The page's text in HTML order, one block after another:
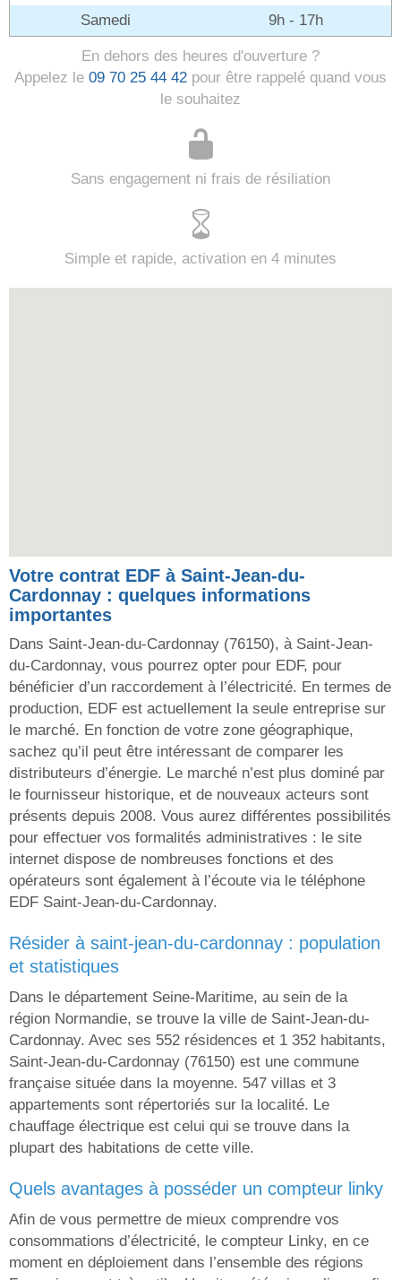
Samedi
9h - 17h
En dehors des heures d'ouverture ?
Appelez le 09 70 25 44 42 pour être rappelé quand vous
le souhaitez
Sans engagement ni frais de résiliation
Simple et rapide, activation en 4 minutes
Votre contrat EDF à Saint-Jean-du-
Cardonnay : quelques informations
importantes
Dans Saint-Jean-du-Cardonnay (76150), à Saint-Jean-
du-Cardonnay, vous pourrez opter pour EDF, pour
bénéficier d’un raccordement à l’électricité. En termes de
production, EDF est actuellement la seule entreprise sur
le marché. En fonction de votre zone géographique,
sachez qu’il peut être intéressant de comparer les
distributeurs d’énergie. Le marché n’est plus dominé par
le fournisseur historique, et de nouveaux acteurs sont
présents depuis 2008. Vous aurez différentes possibilités
pour effectuer vos formalités administratives : le site
internet dispose de nombreuses fonctions et des
opérateurs sont également à l’écoute via le téléphone
EDF Saint-Jean-du-Cardonnay.
résider à saint-jean-du-cardonnay : population
et statistiques
Dans le département Seine-Maritime, au sein de la
région Normandie, se trouve la ville de Saint-Jean-du-
Cardonnay. Avec ses 552 résidences et 1 352 habitants,
Saint-Jean-du-Cardonnay (76150) est une commune
française située dans la moyenne. 547 villas et 3
appartements sont répertoriés sur la localité. Le
chauffage électrique est celui qui se trouve dans la
plupart des habitations de cette ville.
quels avantages à posséder un compteur linky
Afin de vous permettre de mieux comprendre vos
consommations d’électricité, le compteur Linky, en ce
moment en déploiement dans l’ensemble des régions